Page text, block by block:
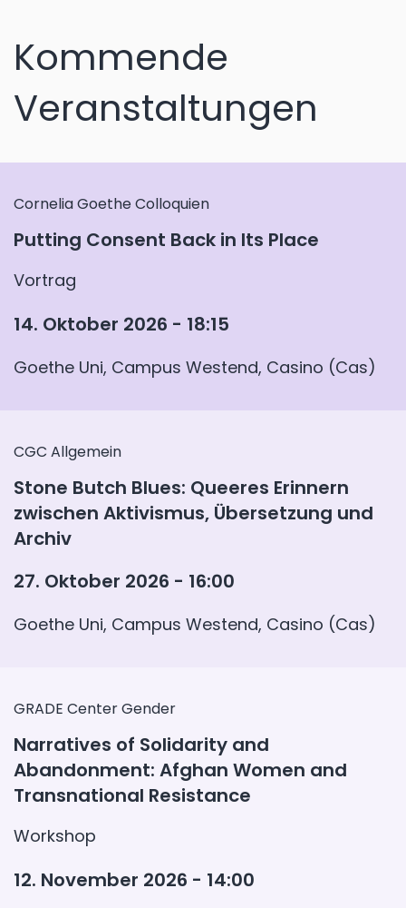
Kommende
Veranstaltungen
Cornelia Goethe Colloquien
Putting Consent Back in Its Place
Vortrag
14. Oktober 2026 - 18:15
Goethe Uni, Campus Westend, Casino (Cas)
CGC Allgemein
Stone Butch Blues: Queeres Erinnern
zwischen Aktivismus, Übersetzung und
Archiv
27. Oktober 2026 - 16:00
Goethe Uni, Campus Westend, Casino (Cas)
GRADE Center Gender
Narratives of Solidarity and
Abandonment: Afghan Women and
Transnational Resistance
Workshop
12. November 2026 - 14:00